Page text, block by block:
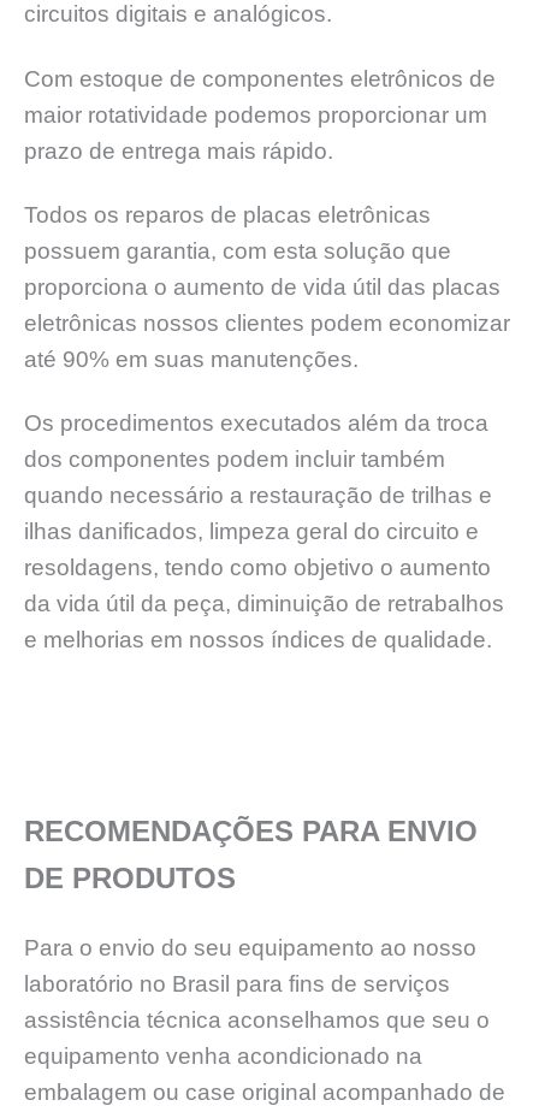
circuitos digitais e analógicos.
Com estoque de componentes eletrônicos de
maior rotatividade podemos proporcionar um
prazo de entrega mais rápido.
Todos os reparos de placas eletrônicas
possuem garantia, com esta solução que
proporciona o aumento de vida útil das placas
eletrônicas nossos clientes podem economizar
até 90% em suas manutenções.
Os procedimentos executados além da troca
dos componentes podem incluir também
quando necessário a restauração de trilhas e
ilhas danificados, limpeza geral do circuito e
resoldagens, tendo como objetivo o aumento
da vida útil da peça, diminuição de retrabalhos
e melhorias em nossos índices de qualidade.
RECOMENDAÇÕES PARA ENVIO
DE PRODUTOS
Para o envio do seu equipamento ao nosso
laboratório no Brasil para fins de serviços
assistência técnica aconselhamos que seu o
equipamento venha acondicionado na
embalagem ou case original acompanhado de